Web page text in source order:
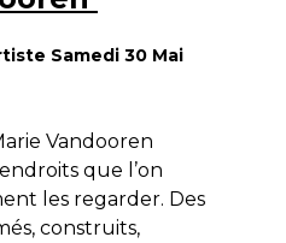
Samedi 30 Mai
Vandooren
que l’on
les regarder. Des
construits,